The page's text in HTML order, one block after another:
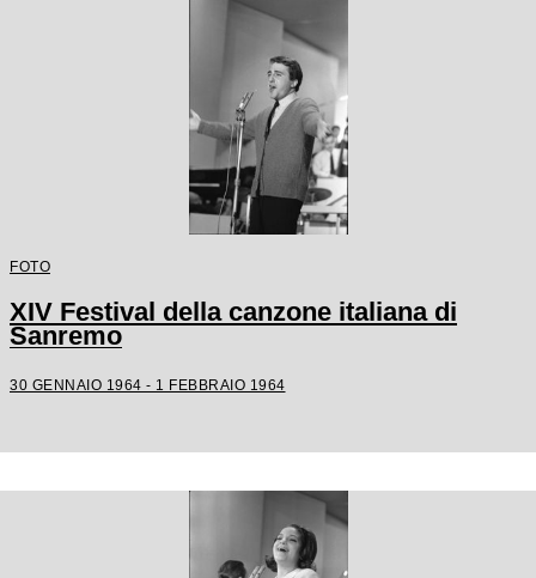
FOTO
XIV Festival della canzone italiana di
Sanremo
30 GENNAIO 1964 - 1 FEBBRAIO 1964